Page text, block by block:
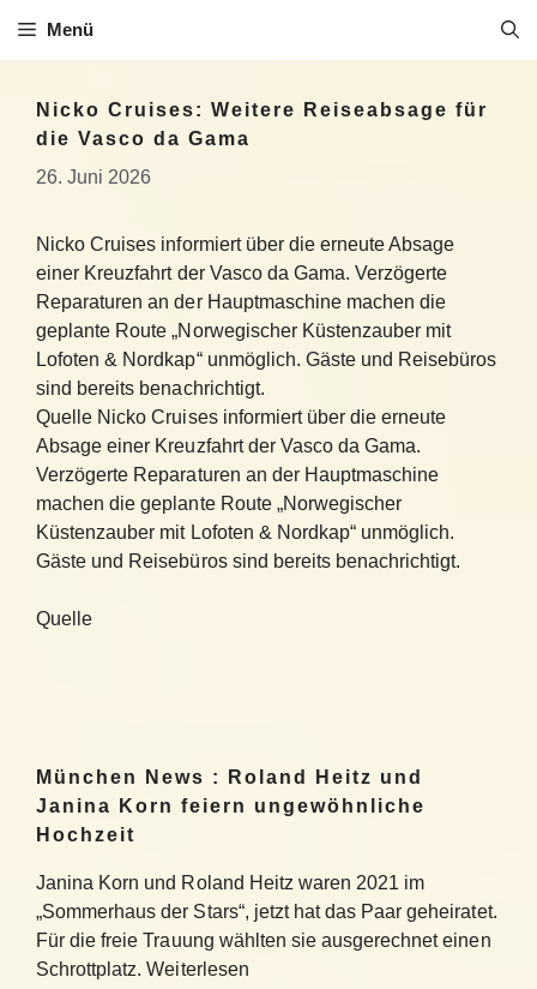
Inhalt
Menü
Nicko Cruises: Weitere Reiseabsage für
die Vasco da Gama
26. Juni 2026
Nicko Cruises informiert über die erneute Absage
einer Kreuzfahrt der Vasco da Gama. Verzögerte
Reparaturen an der Hauptmaschine machen die
geplante Route „Norwegischer Küstenzauber mit
Lofoten & Nordkap“ unmöglich. Gäste und Reisebüros
sind bereits benachrichtigt.
Quelle Nicko Cruises informiert über die erneute
Absage einer Kreuzfahrt der Vasco da Gama.
Verzögerte Reparaturen an der Hauptmaschine
machen die geplante Route „Norwegischer
Küstenzauber mit Lofoten & Nordkap“ unmöglich.
Gäste und Reisebüros sind bereits benachrichtigt.
Quelle
München News : Roland Heitz und
Janina Korn feiern ungewöhnliche
Hochzeit
Janina Korn und Roland Heitz waren 2021 im
„Sommerhaus der Stars“, jetzt hat das Paar geheiratet.
Für die freie Trauung wählten sie ausgerechnet einen
Schrottplatz. Weiterlesen